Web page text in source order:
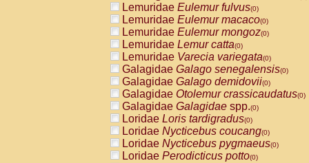
CebidaeSaimiri sciureus(0)
AtelidaeAlouatta caraya(0)
AtelidaeAlouatta fusca(0)
AtelidaeAlouatta seniculus
AtelidaeAlouattaspp.(0)
AtelidaeAteles belzebuth(0)
AtelidaeAteles geoffroyi(0)
AtelidaeAteles paniscus(0)
AtelidaeAtelesspp.(0)
Atelidae Lagothrix lagothricha
AtelidaeLagothrix lagothricha cana
PitheciidaeCacajao calvus
PitheciidaeCallicebus cupreus
Lemuridae Eulemur fulvus(0)
Lemuridae Eulemur macaco(0)
Lemuridae Eulemur mongoz(0)
Lemuridae Lemur catta(0)
Lemuridae Varecia variegata(0)
Galagidae Galago senegalensis(0)
Galagidae Galago demidovii(0)
Galagidae Otolemur crassicaudatus(0)
Galagidae Galagidae spp.(0)
Loridae Loris tardigradus(0)
Loridae Nycticebus coucang(0)
Loridae Nycticebus pygmaeus(0)
Loridae Perodicticus potto(0)